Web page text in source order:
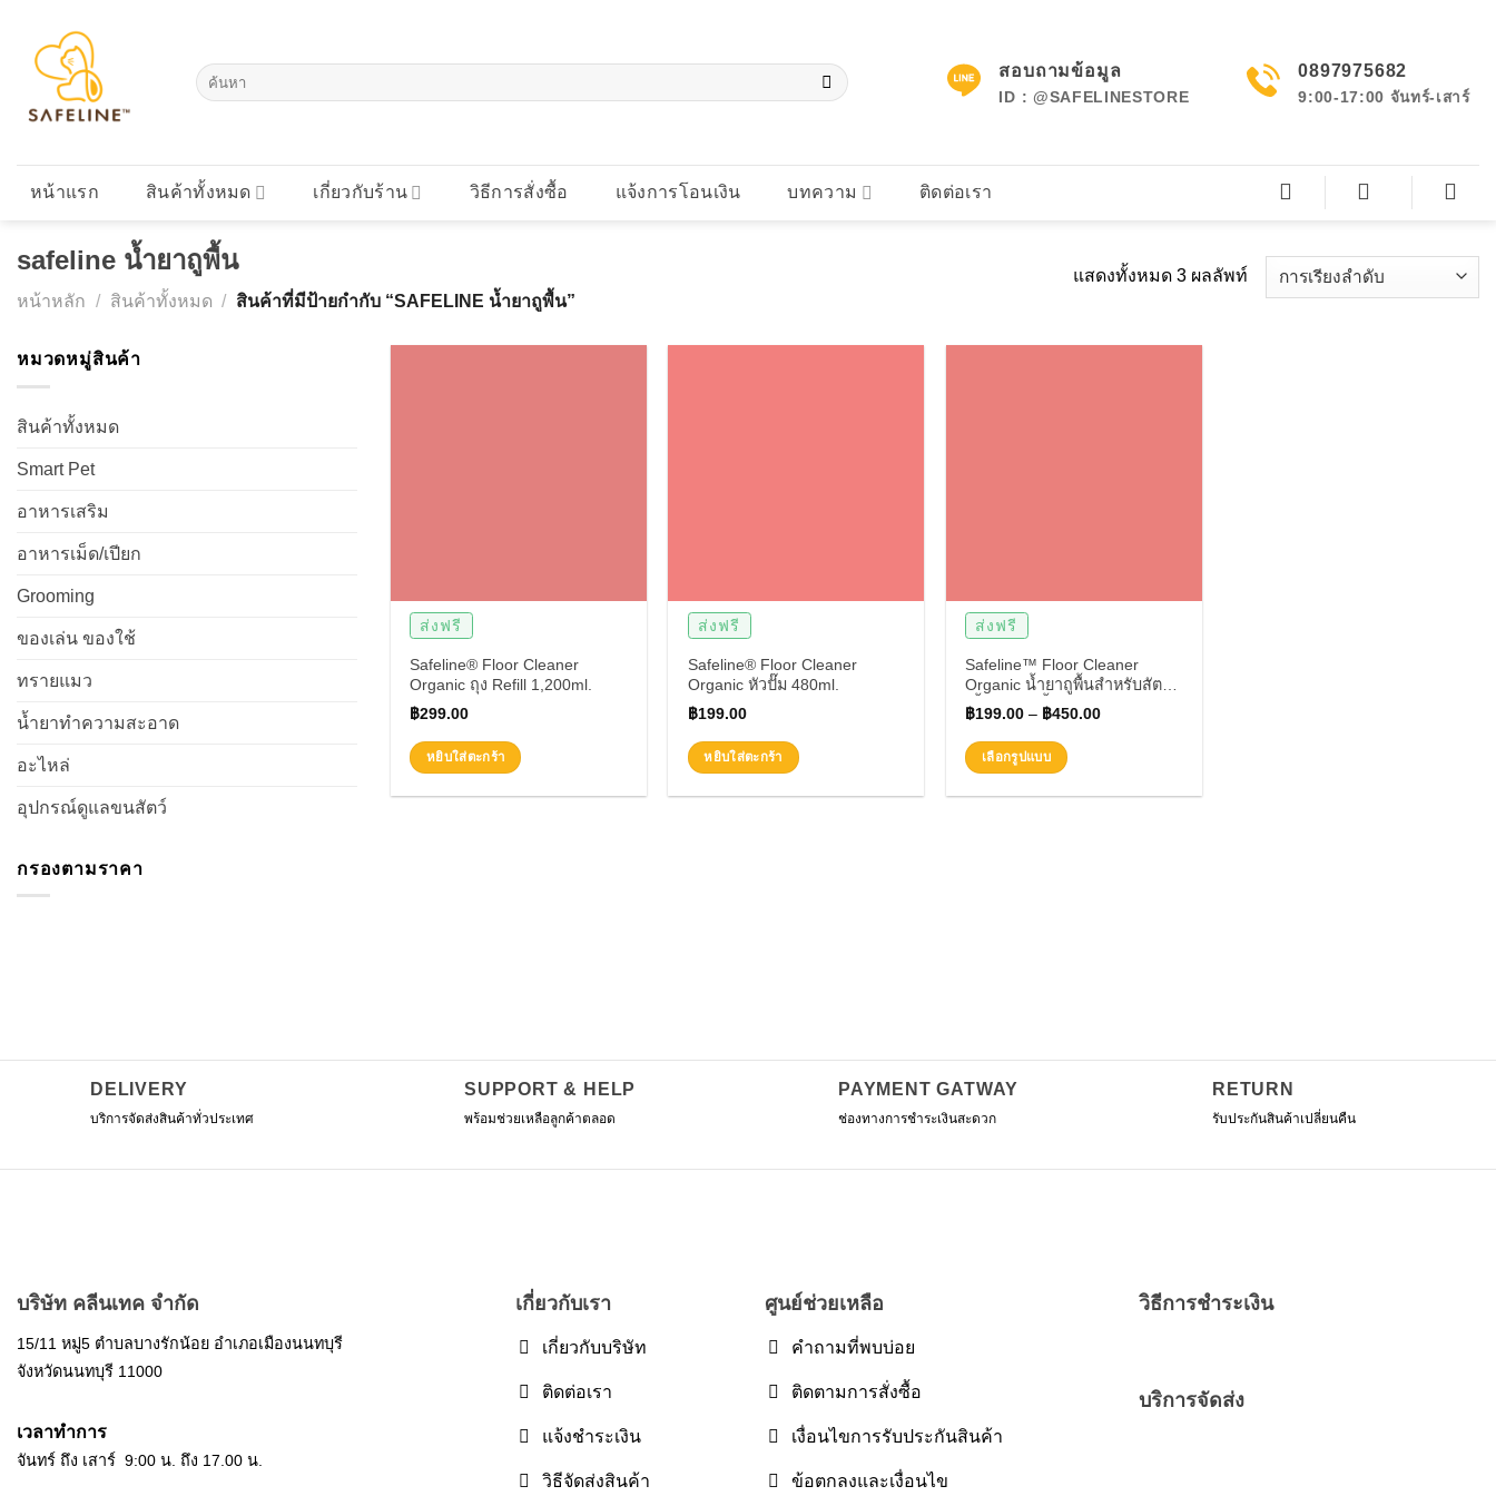
content
ค้นหา: สอบถามข้อมูล
ID : @SAFELINESTORE
0897975682
9:00-17:00 จันทร์-เสาร์
หน้าแรก สินค้าทั้งหมด เกี่ยวกับร้าน วิธีการสั่งซื้อ แจ้งการโอนเงิน บทความ ติดต่อเรา
safeline น้ำยาถูพื้น
หน้าหลัก / สินค้าทั้งหมด / สินค้าที่มีป้ายกำกับ “SAFELINE น้ำยาถูพื้น”
แสดงทั้งหมด 3 ผลลัพท์
หมวดหมู่สินค้า
สินค้าทั้งหมด
Smart Pet
อาหารเสริม
อาหารเม็ด/เปียก
Grooming
ของเล่น ของใช้
ทรายแมว
น้ำยาทำความสะอาด
อะไหล่
อุปกรณ์ดูแลขนสัตว์
กรองตามราคา
ส่งฟรี
Safeline® Floor Cleaner
Organic ถุง Refill 1,200ml.
฿299.00
หยิบใส่ตะกร้า
ส่งฟรี
Safeline® Floor Cleaner
Organic หัวปั๊ม 480ml.
฿199.00
หยิบใส่ตะกร้า
ส่งฟรี
Safeline™ Floor Cleaner
Organic น้ำยาถูพื้นสำหรับสัตว์
เลี้ยง ใช้ได้ตั้งแต่แรกเกิด ดับ
กลิ่นฉี่ กลิ่นสาบได้
฿199.00 – ฿450.00
เลือกรูปแบบ
the
product
page
DELIVERY
บริการจัดส่งสินค้าทั่วประเทศ
SUPPORT & HELP
พร้อมช่วยเหลือลูกค้าตลอด
PAYMENT GATWAY
ช่องทางการชำระเงินสะดวก
RETURN
รับประกันสินค้าเปลี่ยนคืน
บริษัท คลีนเทค จำกัด
15/11 หมู่5 ตำบลบางรักน้อย อำเภอเมืองนนทบุรี
จังหวัดนนทบุรี 11000
เวลาทำการ
จันทร์ ถึง เสาร์ 9:00 น. ถึง 17.00 น.
เกี่ยวกับเรา
เกี่ยวกับบริษัท
ติดต่อเรา
แจ้งชำระเงิน
วิธีจัดส่งสินค้า
ศูนย์ช่วยเหลือ
คำถามที่พบบ่อย
ติดตามการสั่งซื้อ
เงื่อนไขการรับประกันสินค้า
ข้อตกลงและเงื่อนไข
วิธีการชำระเงิน
บริการจัดส่ง